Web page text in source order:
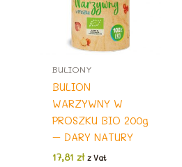
BULIONY
BULION
WARZYWNY W
PROSZKU BIO 200g
– DARY NATURY
17,81 zł z Vat